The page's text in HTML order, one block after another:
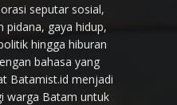
seputar sosial,
pidana, gaya hidup,
hingga hiburan
bahasa yang
Batamist.id menjadi
warga Batam untuk